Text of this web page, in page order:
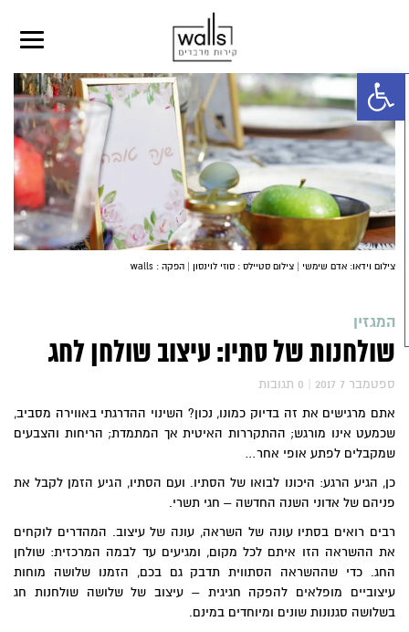
פתח סרגל נגישות
צילום וידאו: אדם שימשי | צילום סטיילס : סוזי לוינסון | הפקה : walls
המגזין
שולחנות של סתיו: עיצוב שולחן לחג
2017 ספטמבר 7 |
0תגובות
אתם מרגישים את זה בדיוק כמונו, נכון? השינוי ההדרגתי באווירה מסביב,
שכמעט אינו מורגש; ההתקררות האיטית אך המתמדת; הריחות והצבעים
שמקבלים לפתע אופי אחר…
כן, הגיע הרגע: היכונו לבואו של הסתיו. ועם הסתיו, הגיע הזמן לקבל את
פניהם של אדוני השנה החדשה – חגי תשרי.
רבים רואים בסתיו עונה של השראה, עונה של עיצוב. המהדרים לוקחים
את ההשראה הזו איתם לכל מקום, ומגיעים עד לבמה המרכזית: שולחן
החג. כדי שההשראה הסתווית תדבק גם בכם, הזמנו שלושה מוחות
עיצוביים מופלאים להפקה חגיגית – עיצוב של שלושה שולחנות חג
בשלושה סגנונות שונים ומיוחדים במינם.